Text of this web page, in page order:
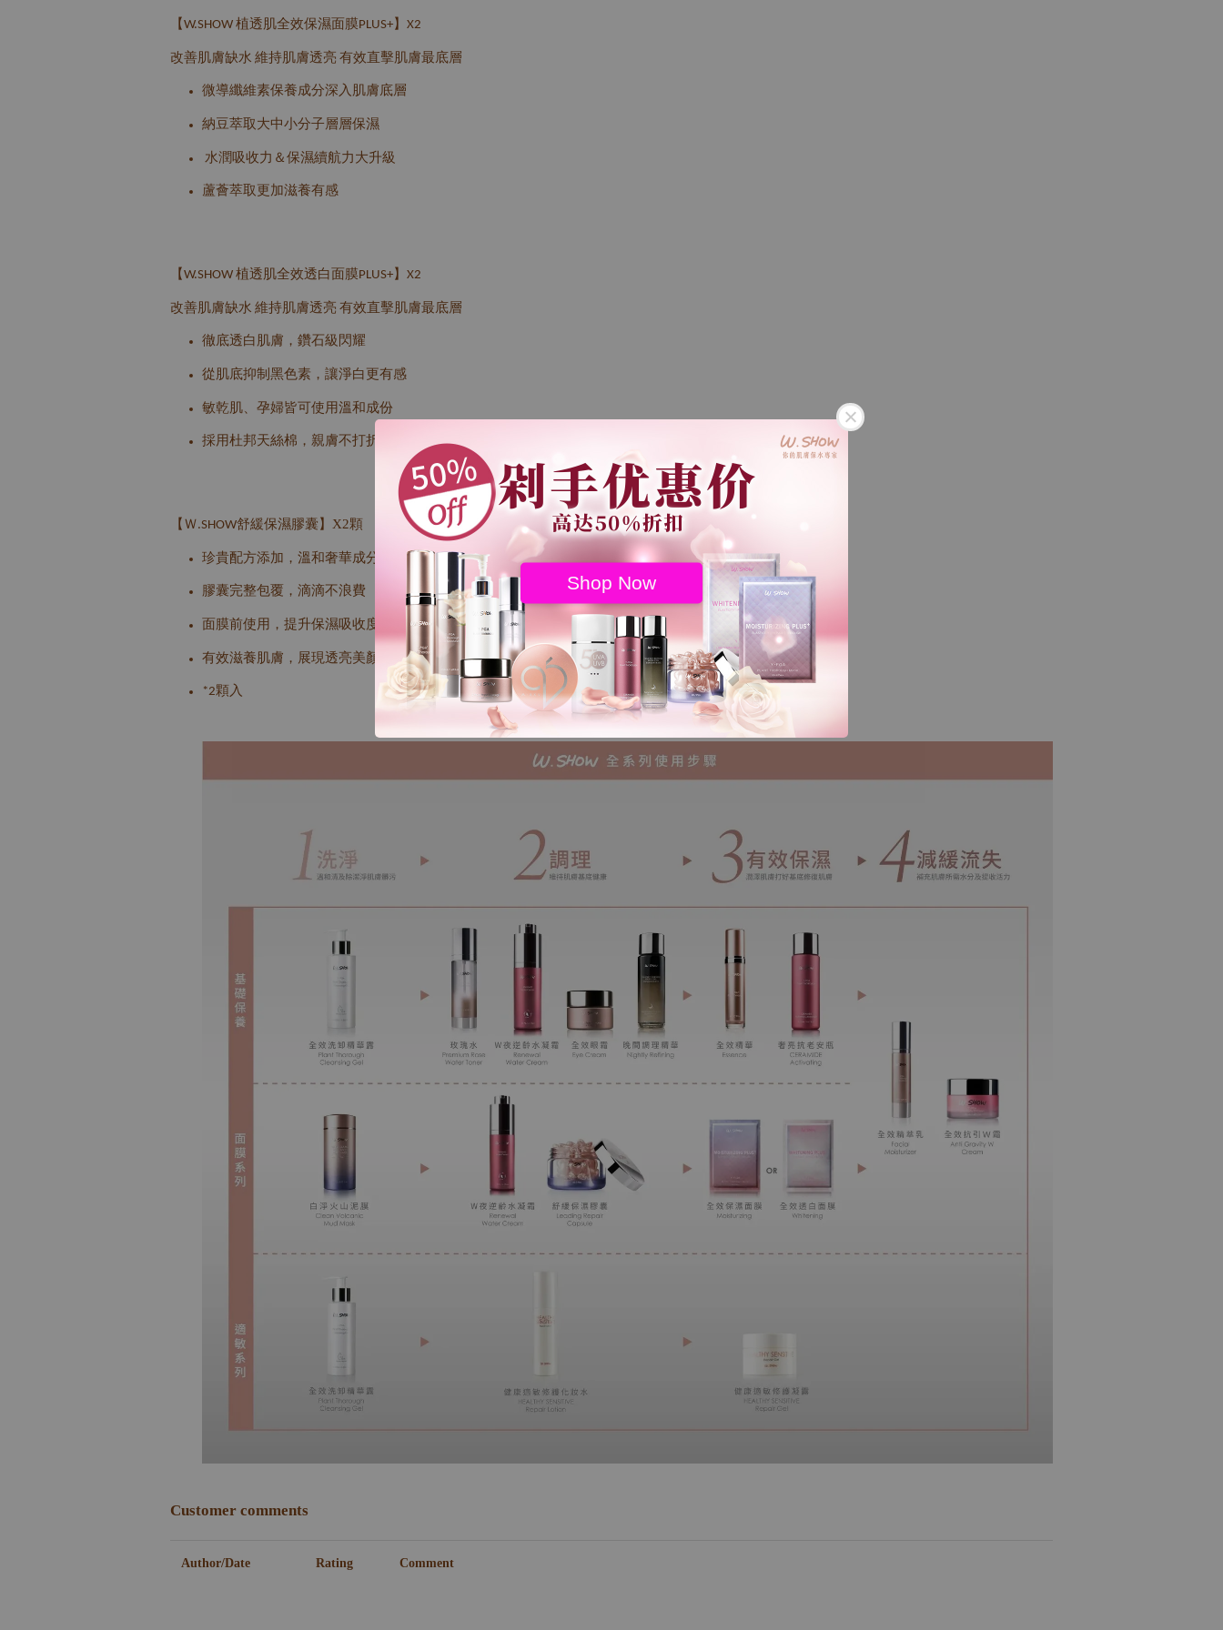
Shop Now
【 W.SHOW 植透肌全效保濕面膜PLUS+ 】 X2
改善肌膚缺水 維持肌膚透亮 有效直擊肌膚最底層
微導纖維素保養成分深入肌膚底層
納豆萃取大中小分子層層保濕
水潤吸收力＆保濕續航力大升級
蘆薈萃取更加滋養有感
【 W.SHOW 植透肌全效透白面膜 PLUS+ 】 X2
改善肌膚缺水 維持肌膚透亮 有效直擊肌膚最底層
徹底透白肌膚，鑽石級閃耀
從肌底抑制黑色素，讓淨白更有感
敏乾肌、孕婦皆可使用溫和成份
採用杜邦天絲棉，親膚不打折
【Ｗ.SHOW舒緩保濕膠囊】X2顆
珍貴配方添加，溫和奢華成分
膠囊完整包覆，滴滴不浪費
面膜前使用，提升保濕吸收度
有效滋養肌膚，展現透亮美顏
*2顆入
Customer comments
Author/Date Rating Comment